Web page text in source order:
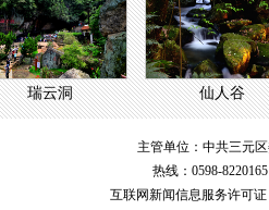
瑞云洞 仙人谷
主管单位：中共三元
热线：0598-
互联网新闻信息服务许可证